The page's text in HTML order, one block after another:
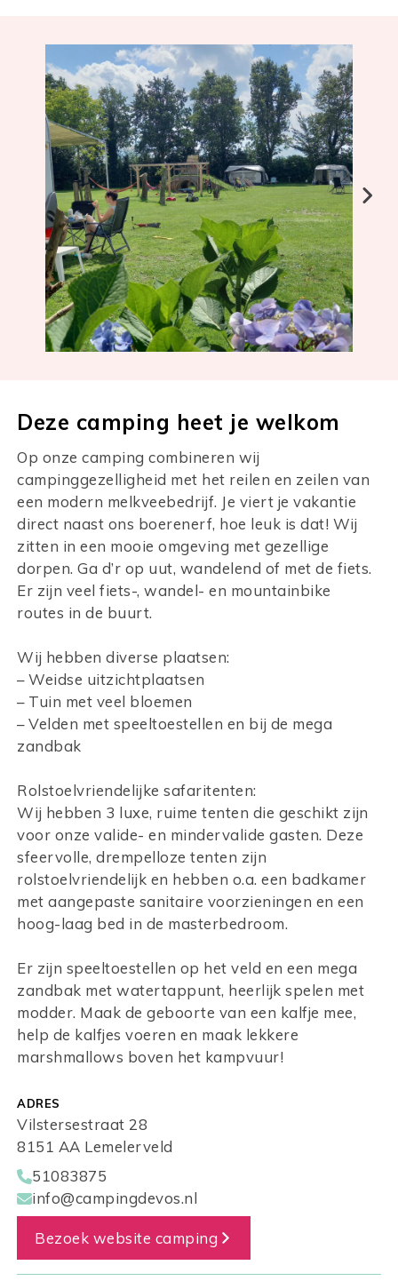
Deze camping heet je welkom
Op onze camping combineren wij
campinggezelligheid met het reilen en zeilen van
een modern melkveebedrijf. Je viert je vakantie
direct naast ons boerenerf, hoe leuk is dat! Wij
zitten in een mooie omgeving met gezellige
dorpen. Ga d’r op uut, wandelend of met de fiets.
Er zijn veel fiets-, wandel- en mountainbike
routes in de buurt.
Wij hebben diverse plaatsen:
– Weidse uitzichtplaatsen
– Tuin met veel bloemen
– Velden met speeltoestellen en bij de mega
zandbak
Rolstoelvriendelijke safaritenten:
Wij hebben 3 luxe, ruime tenten die geschikt zijn
voor onze valide- en mindervalide gasten. Deze
sfeervolle, drempelloze tenten zijn
rolstoelvriendelijk en hebben o.a. een badkamer
met aangepaste sanitaire voorzieningen en een
hoog-laag bed in de masterbedroom.
Er zijn speeltoestellen op het veld en een mega
zandbak met watertappunt, heerlijk spelen met
modder. Maak de geboorte van een kalfje mee,
help de kalfjes voeren en maak lekkere
marshmallows boven het kampvuur!
ADRES
Vilstersestraat 28
8151 AA Lemelerveld
51083875
info@campingdevos.nl
Bezoek website camping